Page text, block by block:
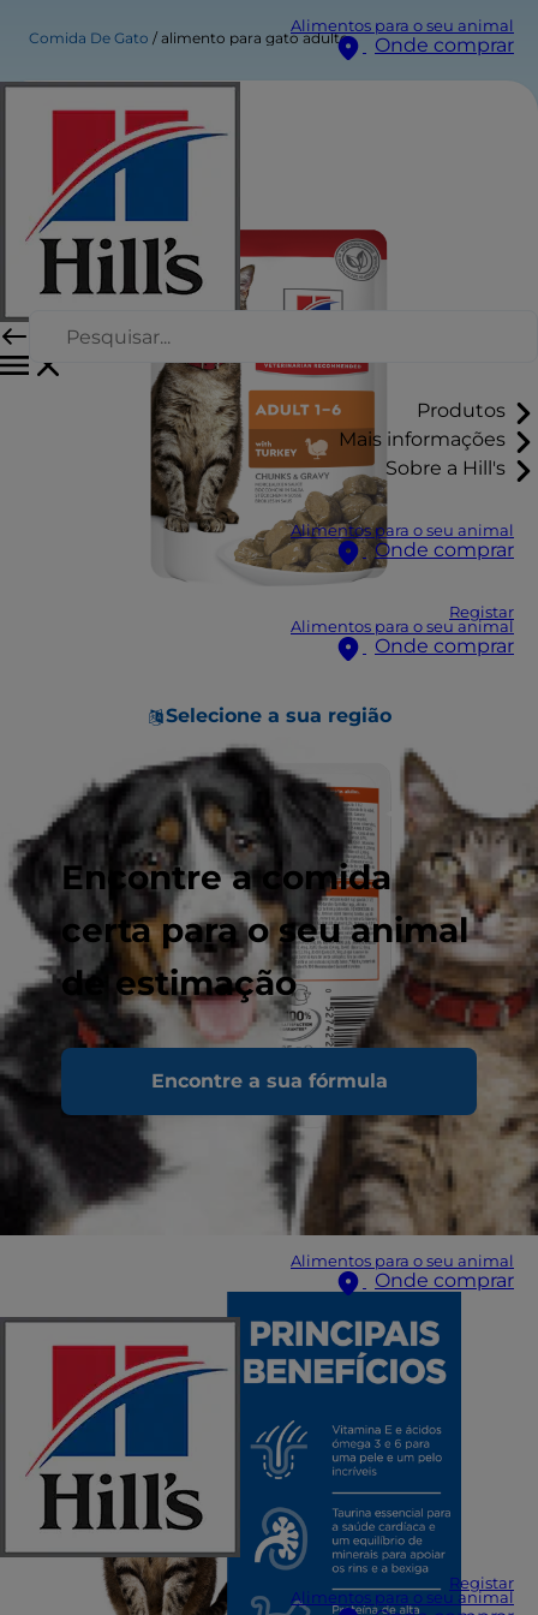
Alimentos para o seu animal
Onde comprar
Produtos
Mais informações
Sobre a Hill's
Alimentos para o seu animal
Onde comprar
Registar
Alimentos para o seu animal
Onde comprar
Selecione a sua região
Encontre a comida
certa para o seu animal
de estimação
Encontre a sua fórmula
Alimentos para o seu animal
Onde comprar
Registar
Alimentos para o seu animal
Comida De Gato alimento para gato adulto